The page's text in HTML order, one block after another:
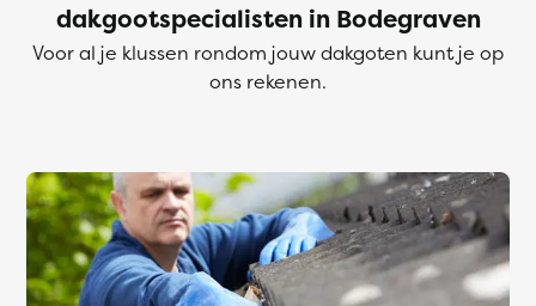
dakgootspecialisten in Bodegraven
Voor al je klussen rondom jouw dakgoten kunt je op
ons rekenen.